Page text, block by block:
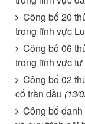
Công bố 20
trong lĩnh vực
Công bố 06
trong lĩnh vực
Công bố 02
cố tràn dầu (13/
Công bố